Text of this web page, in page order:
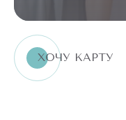
ХОЧУ КАРТУ